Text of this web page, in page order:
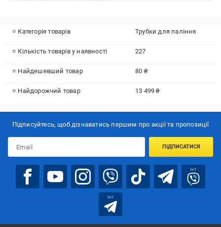
⭐ Категорія товарів Трубки для паління
⭐ Кількість товарів у наявності 227
⭐ Найдешевший товар 80 ₴
⭐ Найдорожчий товар 13 499 ₴
Підписуйтесь, щоб дізнаватись першим про акції та пропозиції
ПІДПИСАТИСЯ
bot
bot